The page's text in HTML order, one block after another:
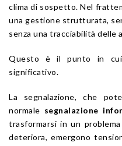
clima di sospetto. Nel
una gestione strutturata,
senza una tracciabilità delle
Questo è il punto in
significativo.
La segnalazione, che
normale segnalazione
trasformarsi in un
deteriora, emergono